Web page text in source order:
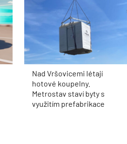
Nad Vršovicemi létají
hotové koupelny.
Metrostav staví byty s
využitím prefabrikace